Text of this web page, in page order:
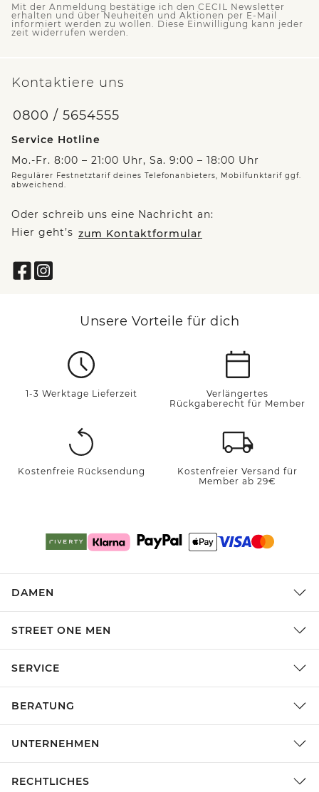
Mit der Anmeldung bestätige ich den CECIL Newsletter
erhalten und über Neuheiten und Aktionen per E-Mail
informiert werden zu wollen. Diese Einwilligung kann jeder
zeit widerrufen werden.
Kontaktiere uns
0800 / 5654555
Service Hotline
Mo.-Fr. 8:00 – 21:00 Uhr, Sa. 9:00 – 18:00 Uhr
Regulärer Festnetztarif deines Telefonanbieters, Mobilfunktarif ggf.
abweichend.
Oder schreib uns eine Nachricht an:
Hier geht’s zum Kontaktformular
Unsere Vorteile für dich
1-3 Werktage Lieferzeit
Verlängertes
Rückgaberecht für Member
Kostenfreie Rücksendung
Kostenfreier Versand für
Member ab 29€
DAMEN
STREET ONE MEN
SERVICE
BERATUNG
UNTERNEHMEN
RECHTLICHES